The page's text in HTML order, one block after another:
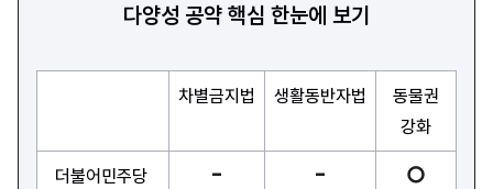
다양성 공약 핵심 한눈에 보기
차별금지법 생활동반자법
동물권
강화
더불어민주당